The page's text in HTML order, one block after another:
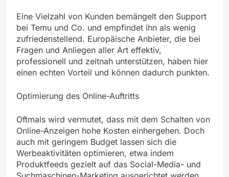
Eine Vielzahl von Kunden bemängelt den Support
bei Temu und Co. und empfindet ihn als wenig
zufriedenstellend. Europäische Anbieter, die bei
Fragen und Anliegen aller Art effektiv,
professionell und zeitnah unterstützen, haben hier
einen echten Vorteil und können dadurch punkten.
Optimierung des Online-Auftritts
Oftmals wird vermutet, dass mit dem Schalten von
Online-Anzeigen hohe Kosten einhergehen. Doch
auch mit geringem Budget lassen sich die
Werbeaktivitäten optimieren, etwa indem
Produktfeeds gezielt auf das Social-Media- und